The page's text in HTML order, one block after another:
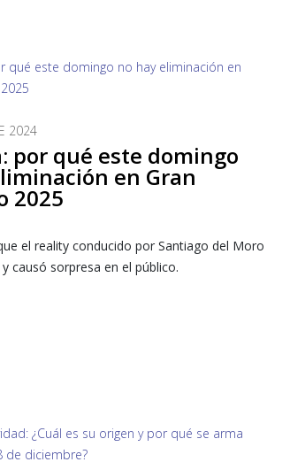
2024
por qué este domingo
en Gran
2025
el reality conducido por Santiago del Moro
causó sorpresa en el público.